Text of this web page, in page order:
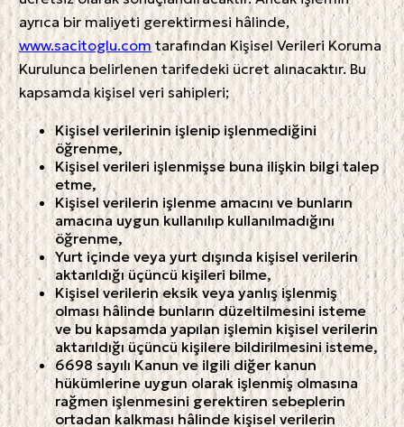
ayrıca bir maliyeti gerektirmesi hâlinde,
www.sacitoglu.com tarafından Kişisel Verileri Koruma
Kurulunca belirlenen tarifedeki ücret alınacaktır. Bu
kapsamda kişisel veri sahipleri;
Kişisel verilerinin işlenip işlenmediğini
öğrenme,
Kişisel verileri işlenmişse buna ilişkin bilgi talep
etme,
Kişisel verilerin işlenme amacını ve bunların
amacına uygun kullanılıp kullanılmadığını
öğrenme,
Yurt içinde veya yurt dışında kişisel verilerin
aktarıldığı üçüncü kişileri bilme,
Kişisel verilerin eksik veya yanlış işlenmiş
olması hâlinde bunların düzeltilmesini isteme
ve bu kapsamda yapılan işlemin kişisel verilerin
aktarıldığı üçüncü kişilere bildirilmesini isteme,
6698 sayılı Kanun ve ilgili diğer kanun
hükümlerine uygun olarak işlenmiş olmasına
rağmen işlenmesini gerektiren sebeplerin
ortadan kalkması hâlinde kişisel verilerin